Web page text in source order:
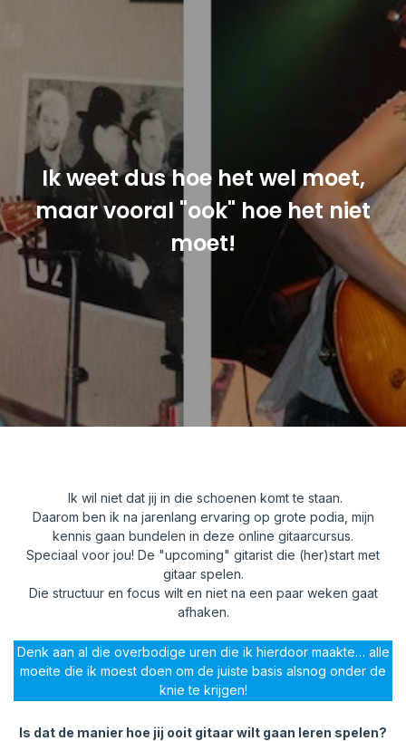
Ik weet dus hoe het wel moet,
maar vooral "ook" hoe het niet
moet!
Ik wil niet dat jij in die schoenen komt te staan.
Daarom ben ik na jarenlang ervaring op grote podia, mijn
kennis gaan bundelen in deze online gitaarcursus.
Speciaal voor jou! De "upcoming" gitarist die (her)start met
gitaar spelen.
Die structuur en focus wilt en niet na een paar weken gaat
afhaken.
Denk aan al die overbodige uren die ik hierdoor maakte… alle
moeite die ik moest doen om de juiste basis alsnog onder de
knie te krijgen!
Is dat de manier hoe jij ooit gitaar wilt gaan leren spelen?